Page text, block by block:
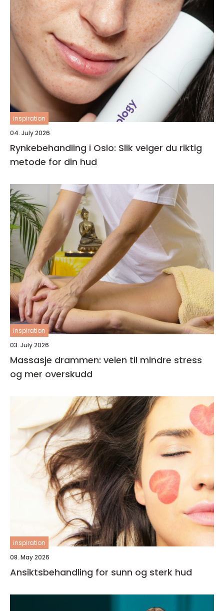
inspiration
04. July 2026
Rynkebehandling i Oslo: Slik velger du riktig
metode for din hud
inspiration
03. July 2026
Massasje drammen: veien til mindre stress
og mer overskudd
inspiration
08. May 2026
Ansiktsbehandling for sunn og sterk hud